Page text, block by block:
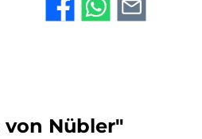
Nübler"